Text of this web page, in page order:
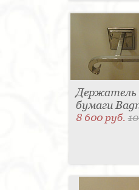
Держатель
бумаги
8 600 руб.